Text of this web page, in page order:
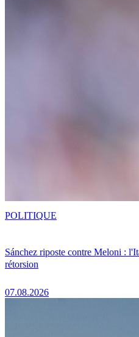
Sánchez riposte contre Meloni :
rétorsion
07.08.2026
POLITIQUE